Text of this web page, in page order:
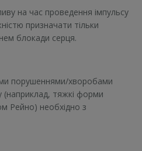
на час проведення імпульсу
призначати тільки
блокади серця.
порушеннями/хворобами
(наприклад, тяжкі форми
Рейно) необхідно з